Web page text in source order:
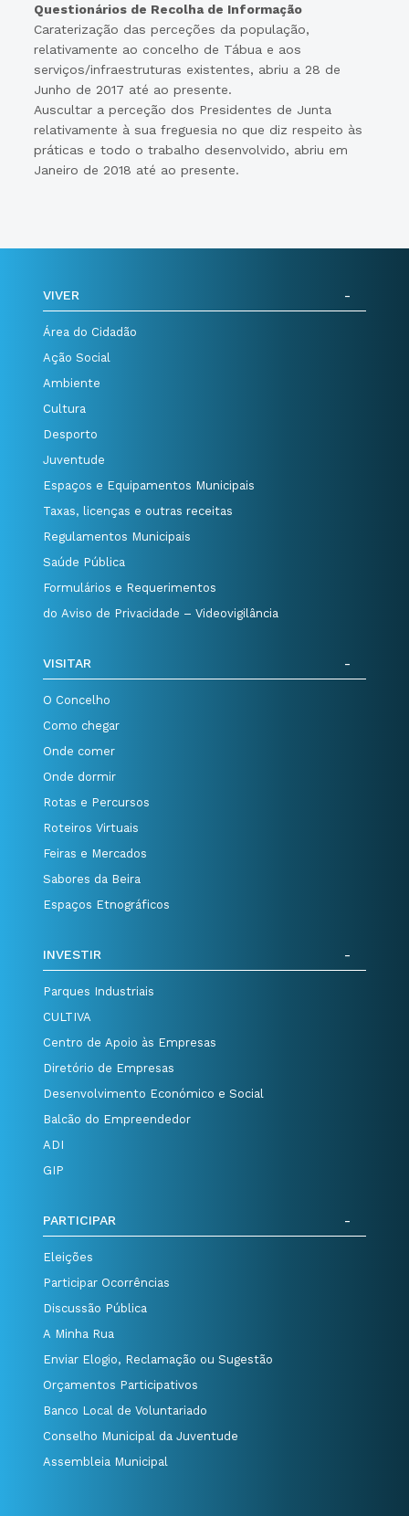
Questionários de Recolha de Informação
Caraterização das perceções da população,
relativamente ao concelho de Tábua e aos
serviços/infraestruturas existentes, abriu a 28 de
Junho de 2017 até ao presente.
Auscultar a perceção dos Presidentes de Junta
relativamente à sua freguesia no que diz respeito às
práticas e todo o trabalho desenvolvido, abriu em
Janeiro de 2018 até ao presente.
VIVER
Área do Cidadão
Ação Social
Ambiente
Cultura
Desporto
Juventude
Espaços e Equipamentos Municipais
Taxas, licenças e outras receitas
Regulamentos Municipais
Saúde Pública
Formulários e Requerimentos
do Aviso de Privacidade – Videovigilância
VISITAR
O Concelho
Como chegar
Onde comer
Onde dormir
Rotas e Percursos
Roteiros Virtuais
Feiras e Mercados
Sabores da Beira
Espaços Etnográficos
INVESTIR
Parques Industriais
CULTIVA
Centro de Apoio às Empresas
Diretório de Empresas
Desenvolvimento Económico e Social
Balcão do Empreendedor
ADI
GIP
PARTICIPAR
Eleições
Participar Ocorrências
Discussão Pública
A Minha Rua
Enviar Elogio, Reclamação ou Sugestão
Orçamentos Participativos
Banco Local de Voluntariado
Conselho Municipal da Juventude
Assembleia Municipal